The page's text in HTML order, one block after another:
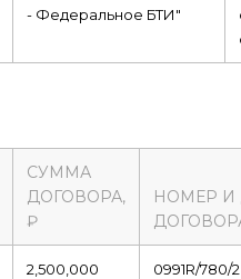
- Федеральное БТИ"
СУММА
ДОГОВОРА,
₽
НОМЕР И
2,500,000
0991R/780/